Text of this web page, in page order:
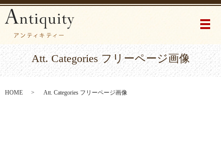
メ
Att. Categories フリーページ画像
HOME Att. Categories フリーページ画像